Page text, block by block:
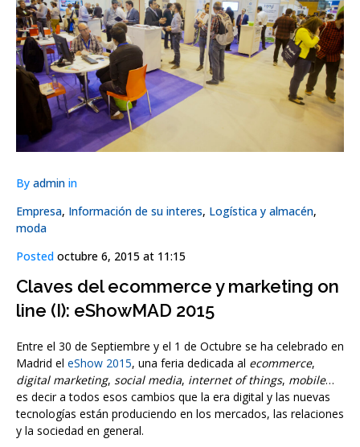
By admin in
Empresa, Información de su interes, Logística y almacén,
moda
Posted octubre 6, 2015 at 11:15
Claves del ecommerce y marketing on
line (I): eShowMAD 2015
Entre el 30 de Septiembre y el 1 de Octubre se ha celebrado en
Madrid el eShow 2015, una feria dedicada al ecommerce,
digital marketing, social media, internet of things, mobile…
es decir a todos esos cambios que la era digital y las nuevas
tecnologías están produciendo en los mercados, las relaciones
y la sociedad en general.